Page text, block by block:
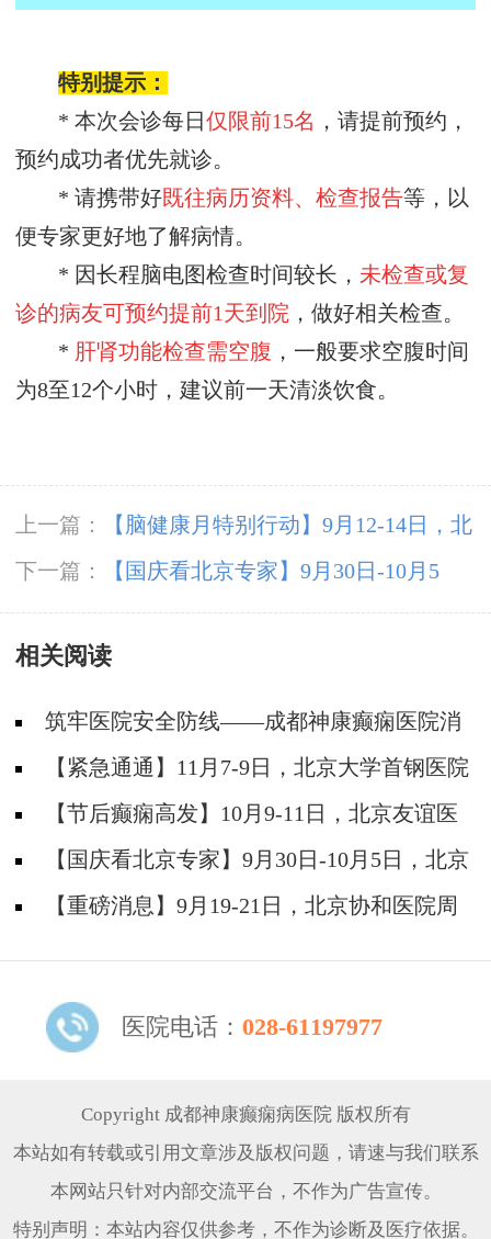
特别提示：
* 本次会诊每日仅限前15名 ，请提前预约，
预约成功者优先就诊。
* 请携带好既往病历资料、检查报告等，以
便专家更好地了解病情。
* 因长程脑电图检查时间较长， 未检查或复
诊的病友可预约提前1天到院 ，做好相关检查。
* 肝肾功能检查需空腹 ，一般要求空腹时间
为8至12个小时，建议前一天清淡饮食。
上一篇：
【脑健康月特别行动】9月12-14日，北
京天坛医院杨涛博士免费会诊+超万元援助，护
航全年龄段癫痫患者
下一篇：
【国庆看北京专家】9月30日-10月5
日，北京天坛&首钢医院两大专家蓉城亲诊+癫
痫大额救助，速约！
相关阅读
筑牢医院安全防线——成都神康癫痫医院消
防安全培训纪实
【紧急通通】11月7-9日，北京大学首钢医院
神经内科胡颖教授亲临成都会诊，破解癫痫疑难
【节后癫痫高发】10月9-11日，北京友谊医
院陈葵博士免费会诊+治疗援助，破解癫痫难
题！
【国庆看北京专家】9月30日-10月5日，北京
天坛&首钢医院两大专家蓉城亲诊+癫痫大额救
【重磅消息】9月19-21日，北京协和医院周
医院电话： 028-61197977
Copyright 成都神康癫痫病医院 版权所有
本站如有转载或引用文章涉及版权问题，请速与我们联系
本网站只针对内部交流平台，不作为广告宣传。
特别声明：本站内容仅供参考，不作为诊断及医疗依据。